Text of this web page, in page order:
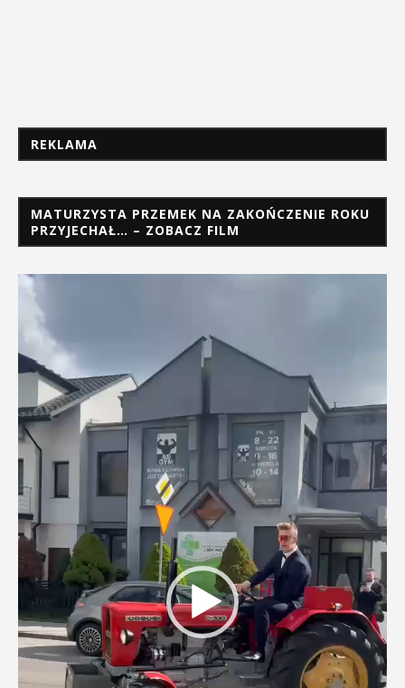
REKLAMA
MATURZYSTA PRZEMEK NA ZAKOŃCZENIE ROKU
PRZYJECHAŁ… – ZOBACZ FILM
Odtwarzacz